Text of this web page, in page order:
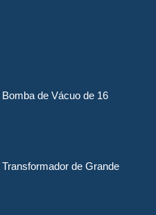
de Vácuo de 16
de Grande